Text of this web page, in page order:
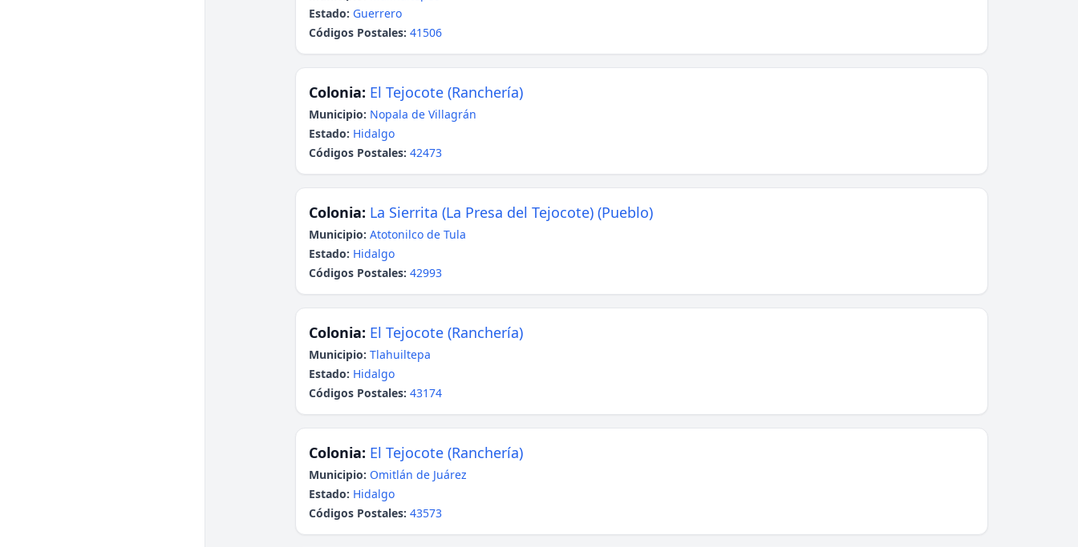
Estado: Guerrero
Códigos Postales: 41506
Colonia: El Tejocote (Ranchería)
Municipio: Nopala de Villagrán
Estado: Hidalgo
Códigos Postales: 42473
Colonia: La Sierrita (La Presa del Tejocote) (Pueblo)
Municipio: Atotonilco de Tula
Estado: Hidalgo
Códigos Postales: 42993
Colonia: El Tejocote (Ranchería)
Municipio: Tlahuiltepa
Estado: Hidalgo
Códigos Postales: 43174
Colonia: El Tejocote (Ranchería)
Municipio: Omitlán de Juárez
Estado: Hidalgo
Códigos Postales: 43573